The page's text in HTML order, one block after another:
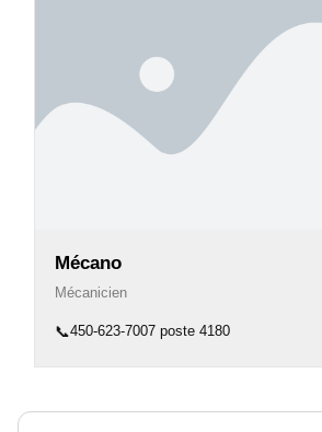
Mécano
Mécanicien
📞450-623-7007 poste 4180